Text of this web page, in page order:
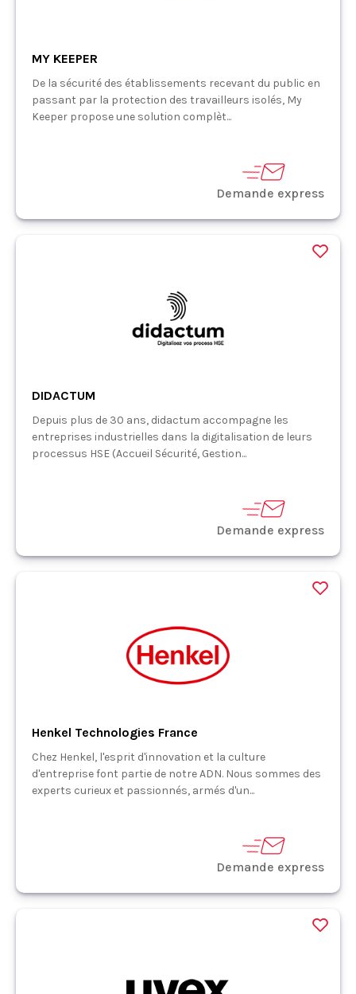
MY KEEPER
De la sécurité des établissements recevant du public en
passant par la protection des travailleurs isolés, My
Keeper propose une solution complèt...
Demande express
DIDACTUM
Depuis plus de 30 ans, didactum accompagne les
entreprises industrielles dans la digitalisation de leurs
processus HSE (Accueil Sécurité, Gestion...
Demande express
Henkel Technologies France
Chez Henkel, l'esprit d'innovation et la culture
d'entreprise font partie de notre ADN. Nous sommes des
experts curieux et passionnés, armés d'un...
Demande express